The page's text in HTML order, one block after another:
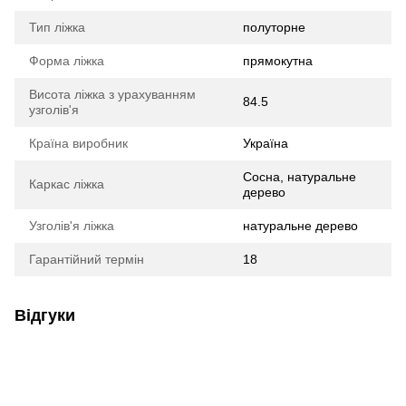
Тип ліжка полуторне
Форма ліжка прямокутна
Висота ліжка з урахуванням
узголів'я
84.5
Країна виробник Україна
Каркас ліжка
Сосна, натуральне
дерево
Узголів'я ліжка натуральне дерево
Гарантійний термін 18
Відгуки